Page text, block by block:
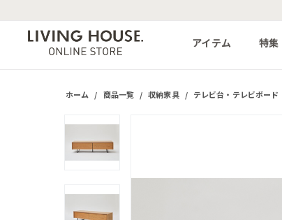
アイテム 特集
ホーム / 商品一覧 / 収納家具 / テレビ台・テレビボード